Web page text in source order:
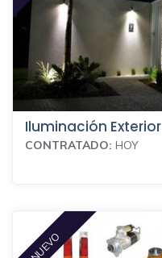
Iluminación Exterior
CONTRATADO: HOY
NUEVO